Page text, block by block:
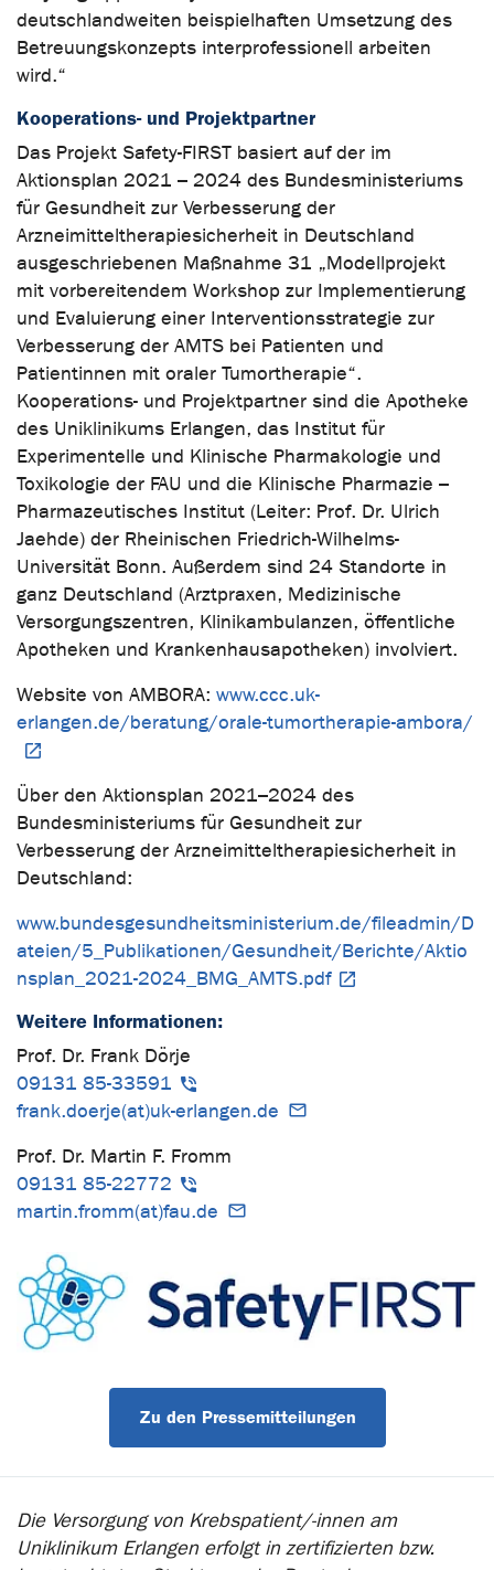
deutschlandweiten beispielhaften Umsetzung des
Betreuungskonzepts interprofessionell arbeiten
wird.“
Kooperations- und Projektpartner
Das Projekt Safety-FIRST basiert auf der im
Aktionsplan 2021 – 2024 des Bundesministeriums
für Gesundheit zur Verbesserung der
Arzneimitteltherapiesicherheit in Deutschland
ausgeschriebenen Maßnahme 31 „Modellprojekt
mit vorbereitendem Workshop zur Implementierung
und Evaluierung einer Interventionsstrategie zur
Verbesserung der AMTS bei Patienten und
Patientinnen mit oraler Tumortherapie“.
Kooperations- und Projektpartner sind die Apotheke
des Uniklinikums Erlangen, das Institut für
Experimentelle und Klinische Pharmakologie und
Toxikologie der FAU und die Klinische Pharmazie –
Pharmazeutisches Institut (Leiter: Prof. Dr. Ulrich
Jaehde) der Rheinischen Friedrich-Wilhelms-
Universität Bonn. Außerdem sind 24 Standorte in
ganz Deutschland (Arztpraxen, Medizinische
Versorgungszentren, Klinikambulanzen, öffentliche
Apotheken und Krankenhausapotheken) involviert.
Website von AMBORA: www.ccc.uk-
erlangen.de/beratung/orale-tumortherapie-ambora/
Über den Aktionsplan 2021–2024 des
Bundesministeriums für Gesundheit zur
Verbesserung der Arzneimitteltherapiesicherheit in
Deutschland:
www.bundesgesundheitsministerium.de/fileadmin/D
ateien/5_Publikationen/Gesundheit/Berichte/Aktio
nsplan_2021-2024_BMG_AMTS.pdf
Weitere Informationen:
Prof. Dr. Frank Dörje
09131 85-33591
frank.doerje(at)uk-erlangen.de
Prof. Dr. Martin F. Fromm
09131 85-22772
martin.fromm(at)fau.de
Zu den Pressemitteilungen
Die Versorgung von Krebspatient/-innen am
Uniklinikum Erlangen erfolgt in zertifizierten bzw.